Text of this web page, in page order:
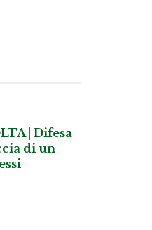
| Difesa
di un